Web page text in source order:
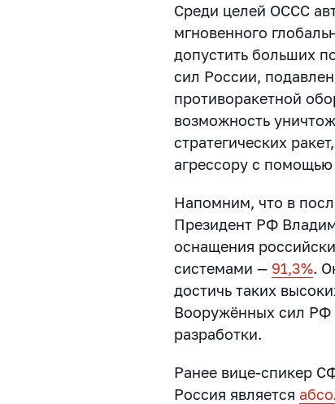
Среди целей ОССС
мгновенного
допустить больших
сил России,
противоракетной
возможность
стратегических
агрессору с
Напомним, что в
Президент РФ
оснащения
системами — 91,3%.
достичь таких
Вооружённых сил РФ
разработки.
Ранее вице-спикер
Россия является